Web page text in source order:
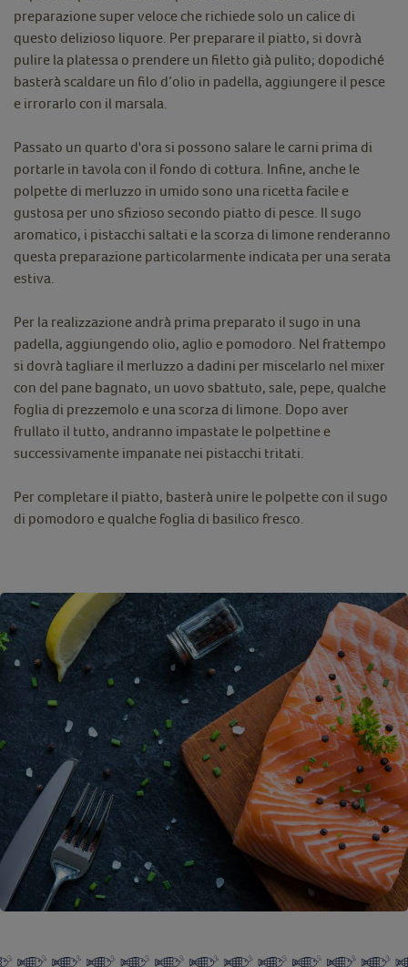
preparazione super veloce che richiede solo un calice di
questo delizioso liquore. Per preparare il piatto, si dovrà
pulire la platessa o prendere un filetto già pulito; dopodiché
basterà scaldare un filo d’olio in padella, aggiungere il pesce
e irrorarlo con il marsala.
Passato un quarto d'ora si possono salare le carni prima di
portarle in tavola con il fondo di cottura. Infine, anche le
polpette di merluzzo in umido sono una ricetta facile e
gustosa per uno sfizioso secondo piatto di pesce. Il sugo
aromatico, i pistacchi saltati e la scorza di limone renderanno
questa preparazione particolarmente indicata per una serata
estiva.
Per la realizzazione andrà prima preparato il sugo in una
padella, aggiungendo olio, aglio e pomodoro. Nel frattempo
si dovrà tagliare il merluzzo a dadini per miscelarlo nel mixer
con del pane bagnato, un uovo sbattuto, sale, pepe, qualche
foglia di prezzemolo e una scorza di limone. Dopo aver
frullato il tutto, andranno impastate le polpettine e
successivamente impanate nei pistacchi tritati.
Per completare il piatto, basterà unire le polpette con il sugo
di pomodoro e qualche foglia di basilico fresco.